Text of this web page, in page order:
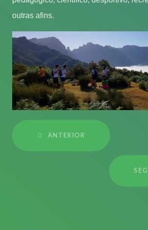
outras afins.
ANTERIOR